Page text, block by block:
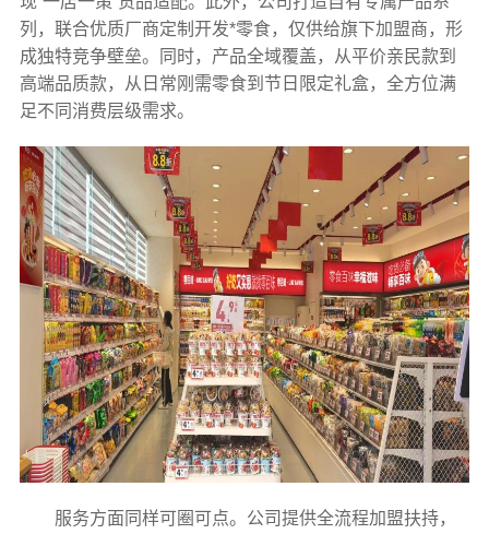
列，联合优质厂商定制开发*零食，仅供给旗下加盟商，形
成独特竞争壁垒。同时，产品全域覆盖，从平价亲民款到
高端品质款，从日常刚需零食到节日限定礼盒，全方位满
足不同消费层级需求。
服务方面同样可圈可点。公司提供全流程加盟扶持，